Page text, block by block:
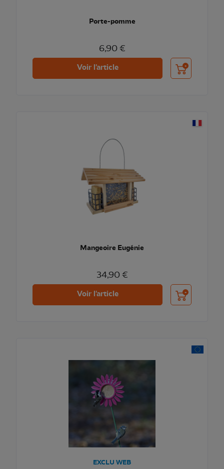
Porte-pomme
6,90 €
Voir l'article Ajouter au
Mangeoire Eugénie
34,90 €
Voir l'article Ajouter au
EXCLU WEB